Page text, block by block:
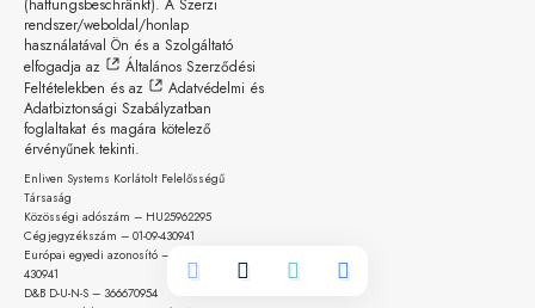
(haftungsbeschränkt). A Szerzi
rendszer/weboldal/honlap
használatával Ön és a Szolgáltató
elfogadja az
Általános Szerződési
Feltételekben és az
Adatvédelmi és
Adatbiztonsági Szabályzatban
foglaltakat és magára kötelező
érvényűnek tekinti.
Enliven Systems Korlátolt Felelősségű
Társaság
Közösségi adószám – HU25962295
Cégjegyzékszám – 01-09-430941
Európai egyedi azonosító – HUOCCCSZ.01-09-
430941
D&B D-U-N-S – 366670954